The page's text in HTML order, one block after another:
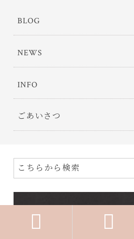
BLOG
NEWS
INFO
ごあいさつ
 